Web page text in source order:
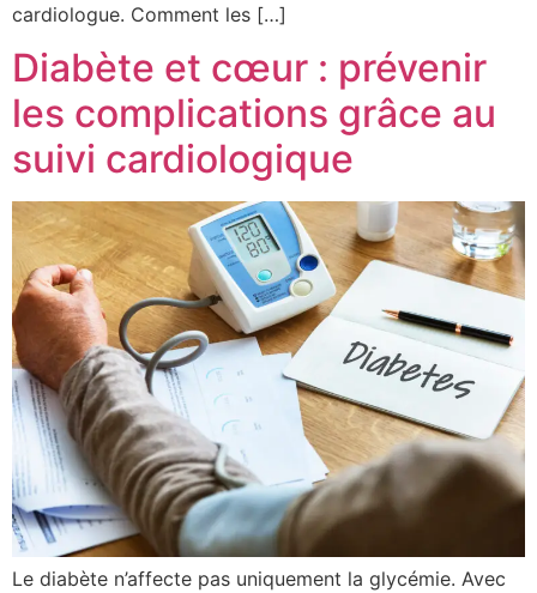
cardiologue. Comment les […]
Diabète et cœur : prévenir
les complications grâce au
suivi cardiologique
Le diabète n’affecte pas uniquement la glycémie. Avec